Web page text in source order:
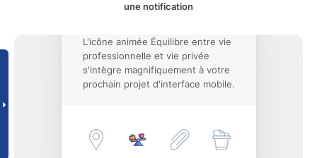
une notification
L'icône animée Équilibre entre vie
professionnelle et vie privée
s'intègre magnifiquement à votre
prochain projet d'interface mobile.